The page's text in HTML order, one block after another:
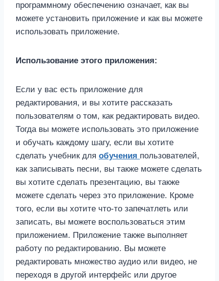
программному обеспечению означает, как вы
можете установить приложение и как вы можете
использовать приложение.
Использование этого приложения:
Если у вас есть приложение для
редактирования, и вы хотите рассказать
пользователям о том, как редактировать видео.
Тогда вы можете использовать это приложение
и обучать каждому шагу, если вы хотите
сделать учебник для обучения пользователей,
как записывать песни, вы также можете сделать
вы хотите сделать презентацию, вы также
можете сделать через это приложение. Кроме
того, если вы хотите что-то запечатлеть или
записать, вы можете воспользоваться этим
приложением. Приложение также выполняет
работу по редактированию. Вы можете
редактировать множество аудио или видео, не
переходя в другой интерфейс или другое